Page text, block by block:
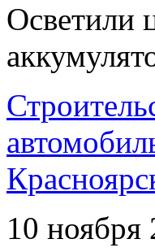
Осветили
10 ноября